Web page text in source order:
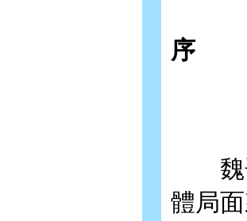
序
魏晉
體局